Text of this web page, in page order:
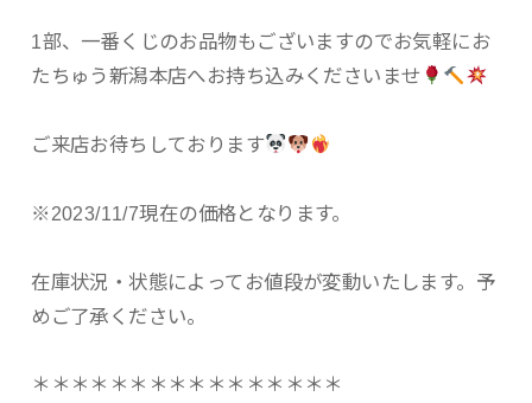
1部、一番くじのお品物もございますのでお気軽にお
たちゅう新潟本店へお持ち込みくださいませ
ご来店お待ちしております
※2023/11/7現在の価格となります。
在庫状況・状態によってお値段が変動いたします。予
めご了承ください。
＊＊＊＊＊＊＊＊＊＊＊＊＊＊＊＊